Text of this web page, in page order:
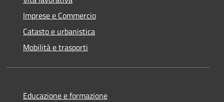
Imprese e Commercio
Catasto e urbanistica
Mobilità e trasporti
Educazione e formazione